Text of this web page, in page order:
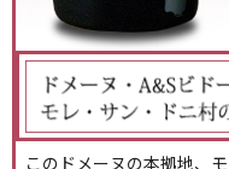
このドメーヌの本拠地、